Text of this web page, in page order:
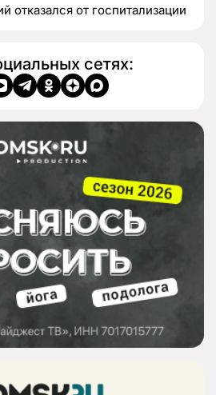
отказался от госпитализации
сетях: